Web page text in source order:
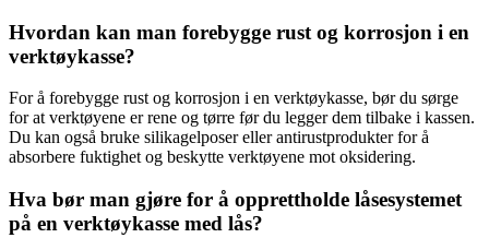
Hvordan kan man forebygge rust og korrosjon i en
verktøykasse?
For å forebygge rust og korrosjon i en verktøykasse, bør du sørge
for at verktøyene er rene og tørre før du legger dem tilbake i kassen.
Du kan også bruke silikagelposer eller antirustprodukter for å
absorbere fuktighet og beskytte verktøyene mot oksidering.
Hva bør man gjøre for å opprettholde låsesystemet
på en verktøykasse med lås?